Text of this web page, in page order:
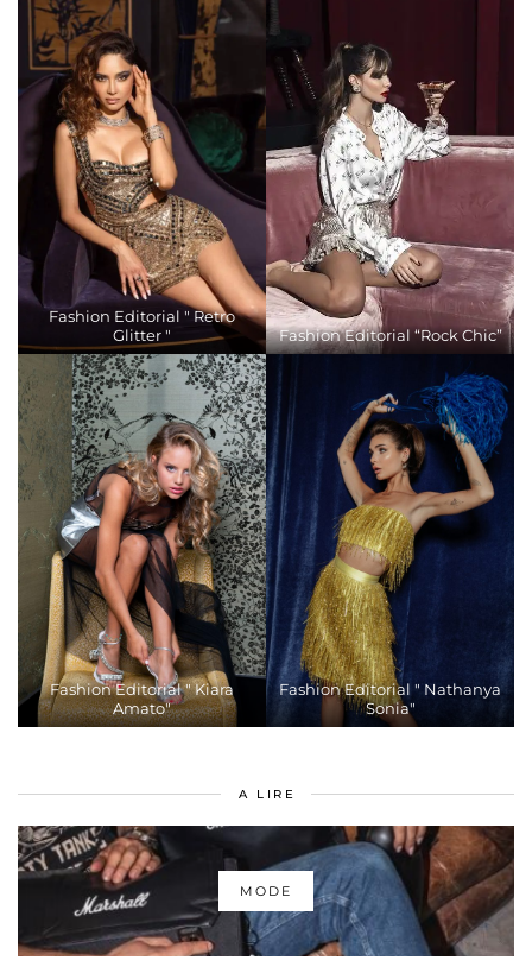
Fashion Editorial " Retro
Glitter "
Fashion Editorial “Rock Chic”
Fashion Editorial " Kiara
Amato"
Fashion Editorial " Nathanya
Sonia"
A LIRE
MODE